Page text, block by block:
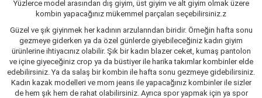
Yüzlerce model arasından dış giyim, üst giyim ve alt giyim olmak üzere
kombin yapacağınız mükemmel parçaları seçebilirsiniz.z
Güzel ve şık giyinmek her kadının arzularından biridir. Örneğin hafta sonu
gezmeye giderken ya da özel günlerde giyebileceğiniz kadın giyim
ürünlerine ihtiyacınız olabilir. Şık bir kadın blazer ceket, kumaş pantolon
ve içine giyeceğiniz crop ya da büstiyer ile harika takımlar kombinler elde
edebilirsiniz. Ya da salaş bir kombin ile hafta sonu gezmeye gidebilirsiniz.
Kadın kazak modelleri ve mom jeans ile yapacağınız kombinler ile sizler
de hem şık hem de rahat olabilirsiniz. Ayrıca spor yapmak için ya spor